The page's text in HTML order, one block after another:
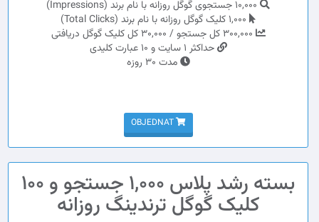
حداکثر 1 سایت و 10 عبارت کلیدی
مدت 30 روزه
OBJEDNAT
بسته رشد پلاس 1,000 جستجو و 100
کلیک گوگل ترندینگ روزانه